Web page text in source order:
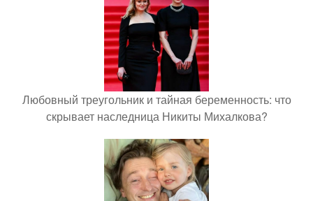
Любовный треугольник и тайная беременность: что
скрывает наследница Никиты Михалкова?